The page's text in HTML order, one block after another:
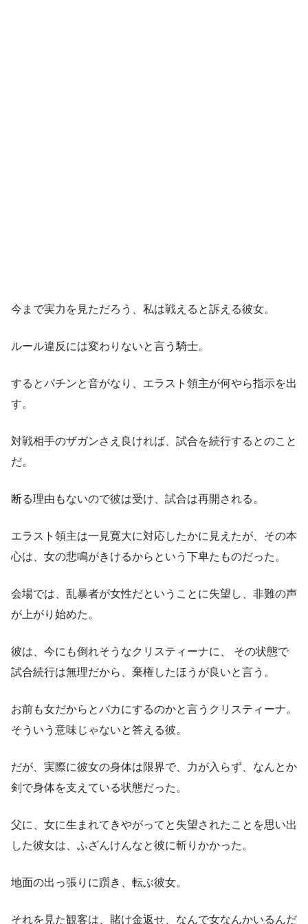
今まで実力を見ただろう、私は戦えると訴える彼女。
ルール違反には変わりないと言う騎士。
するとパチンと音がなり、エラスト領主が何やら指示を出
す。
対戦相手のザガンさえ良ければ、試合を続行するとのこと
だ。
断る理由もないので彼は受け、試合は再開される。
エラスト領主は一見寛大に対応したかに見えたが、その本
心は、女の悲鳴がきけるからという下卑たものだった。
会場では、乱暴者が女性だということに失望し、非難の声
が上がり始めた。
彼は、今にも倒れそうなクリスティーナに、 その状態で
試合続行は無理だから、棄権したほうが良いと言う。
お前も女だからとバカにするのかと言うクリスティーナ。
そういう意味じゃないと答える彼。
だが、実際に彼女の身体は限界で、力が入らず、なんとか
剣で身体を支えている状態だった。
父に、女に生まれてきやがってと失望されたことを思い出
した彼女は、ふざんけんなと彼に斬りかかった。
地面の出っ張りに躓き、転ぶ彼女。
それを見た観客は、賭け金返せ、なんで女なんかいるんだ